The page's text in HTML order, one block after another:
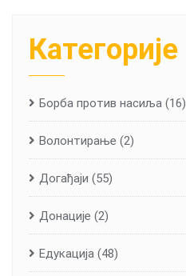
Категорије
Борба против насиља (16)
Волонтирање (2)
Догађаји (55)
Донације (2)
Едукација (48)